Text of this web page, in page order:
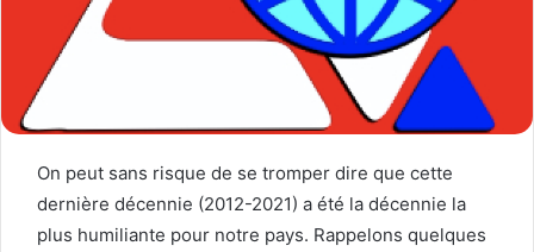
On peut sans risque de se tromper dire que cette
dernière décennie (2012-2021) a été la décennie la
plus humiliante pour notre pays. Rappelons quelques